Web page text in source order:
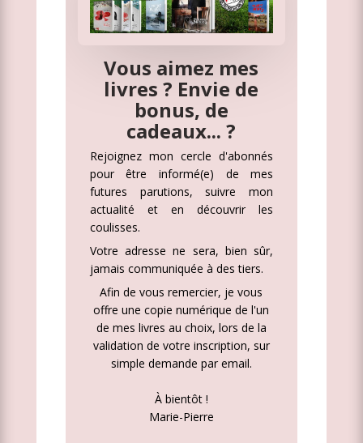
Vous aimez mes
livres ? Envie de
bonus, de
cadeaux... ?
Rejoignez mon cercle d'abonnés
pour être informé(e) de mes
futures parutions, suivre mon
actualité et en découvrir les
coulisses.
Votre adresse ne sera, bien sûr,
jamais communiquée à des tiers.
Afin de vous remercier, je vous
offre une copie numérique de l'un
de mes livres au choix, lors de la
validation de votre inscription, sur
simple demande par email.
À bientôt !
Marie-Pierre